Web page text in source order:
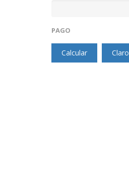
PAGO
Calcular Claro